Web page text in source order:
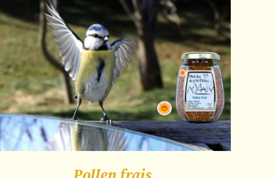
9,00€
à
96,00€
CHOIX DES OPTIONS / APERÇU